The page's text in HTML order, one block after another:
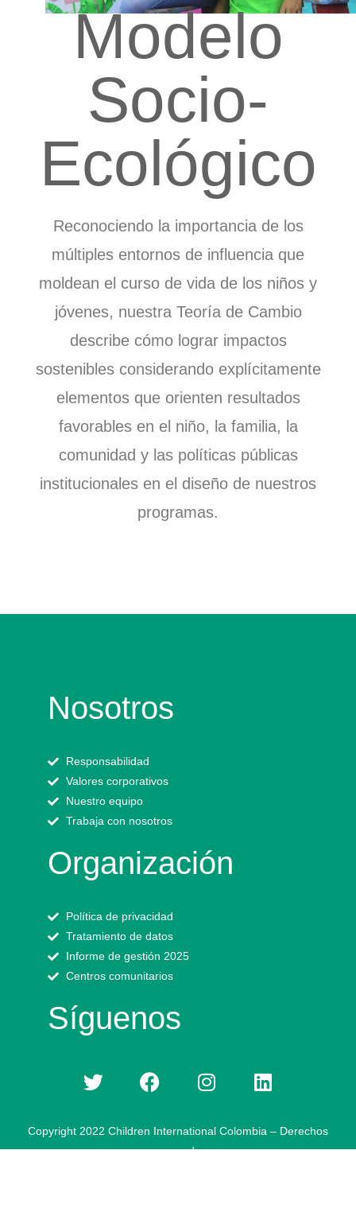
Modelo
Socio-
Ecológico
Reconociendo la importancia de los
múltiples entornos de influencia que
moldean el curso de vida de los niños y
jóvenes, nuestra Teoría de Cambio
describe cómo lograr impactos
sostenibles considerando explícitamente
elementos que orienten resultados
favorables en el niño, la familia, la
comunidad y las políticas públicas
institucionales en el diseño de nuestros
programas.
Nosotros
Responsabilidad
Valores corporativos
Nuestro equipo
Trabaja con nosotros
Organización
Política de privacidad
Tratamiento de datos
Informe de gestión 2025
Centros comunitarios
Síguenos
Copyright 2022 Children International Colombia – Derechos
reservados